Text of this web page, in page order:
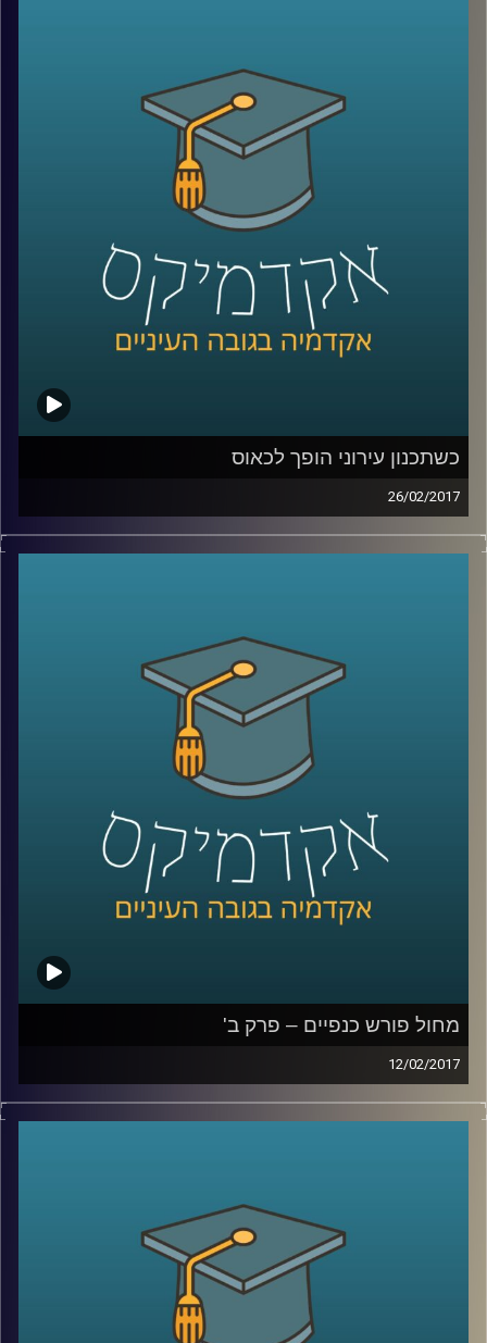
ליבאי חוקר את תופעת ההמלצות מפה לאוזן:
עד כמה משפיעה עלינו המלצה של קרוב? האם
ניתן להשתמש בזה עבור תכנון האסטרטגיה
השיווקית של חברות? ולאן מוביל אותנו העולם
השיווקי החכם והמדויק הזה
?
קרדיט תמונות: AudioVersity
כשתכנון עירוני הופך לכאוס
26/02/2017
בפס ייצור גוזרים את החלקים שיש לייצר
לתכנון ערים? פרופסור נורית אלפסי חוקרת את
הדינמיקה של הסביבה בה רובנו חיים – העיר.
התושבים משתנים, הצרכים משתנים, והעיר
צריכה להיות גמישה לאור התמורות הרבות
והמהירות שבה. כשתכנון עירוני הופך לכאוס,
ועל הפתרונות שיקדמו את התכנון בצמוד
לצרכים המיידיים של התושבים.
AudioVersity
מחול פורש כנפיים – פרק ב'
12/02/2017
התפתחות המחול לבמה בארץ הושפעה
מספרת דוקטור רות אשל על היצירה ההטרוגנית
של המחול לבמה: הבמה האתיופית, הבמה
הערבית, השפעות העלייה הרוסית ויצירה
עצמאית. כיצד השינויים והתזוזות, החיפושים
והציפיות מהקהל השפיעו על הלהקות